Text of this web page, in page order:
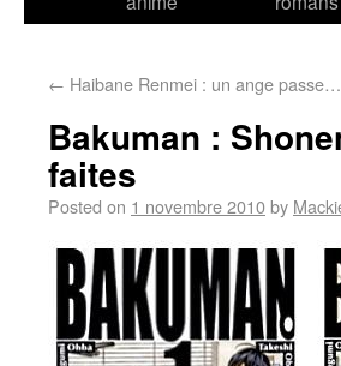
← Haibane Renmei : un ange passe…
Bakuman :
faites
Posted on 1 novembre 2010by